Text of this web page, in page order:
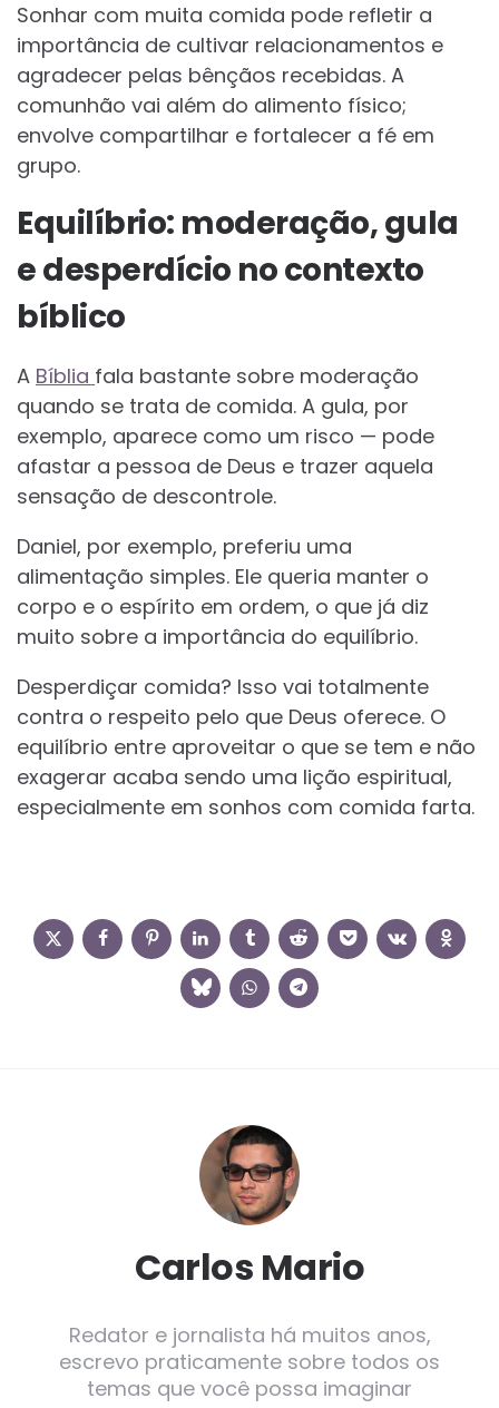
Sonhar com muita comida pode refletir a
importância de cultivar relacionamentos e
agradecer pelas bênçãos recebidas. A
comunhão vai além do alimento físico;
envolve compartilhar e fortalecer a fé em
grupo.
Equilíbrio: moderação, gula
e desperdício no contexto
bíblico
A Bíblia fala bastante sobre moderação
quando se trata de comida. A gula, por
exemplo, aparece como um risco — pode
afastar a pessoa de Deus e trazer aquela
sensação de descontrole.
Daniel, por exemplo, preferiu uma
alimentação simples. Ele queria manter o
corpo e o espírito em ordem, o que já diz
muito sobre a importância do equilíbrio.
Desperdiçar comida? Isso vai totalmente
contra o respeito pelo que Deus oferece. O
equilíbrio entre aproveitar o que se tem e não
exagerar acaba sendo uma lição espiritual,
especialmente em sonhos com comida farta.
Carlos Mario
Redator e jornalista há muitos anos,
escrevo praticamente sobre todos os
temas que você possa imaginar